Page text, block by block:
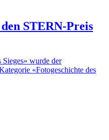
STERN-Preis
wurde der
«Fotogeschichte des